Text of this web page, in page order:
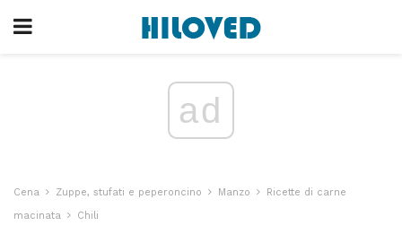
ad
Cena Zuppe, stufati e peperoncino Manzo
Ricette di carne
macinata
Chili